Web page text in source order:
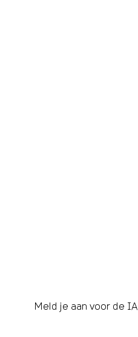
Meld je aan voor de